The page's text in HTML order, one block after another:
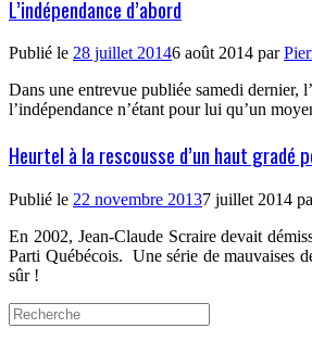
L’indépendance d’abord
Publié le 28 juillet 20146 août 2014 par
Dans une entrevue publiée samedi dernier,
l’indépendance n’étant pour lui qu’un
Heurtel à la rescousse d’un haut gradé
Publié le 22 novembre 20137 juillet 2014
En 2002, Jean-Claude Scraire devait
Parti Québécois. Une série de mauvaises
sûr !
Search
for: